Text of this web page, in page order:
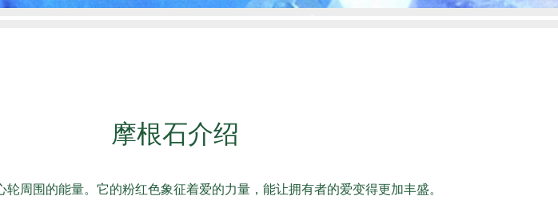
摩根石介绍
周围的能量。它的粉红色象征着爱的力量，能让拥有者的爱变得更加丰盛。